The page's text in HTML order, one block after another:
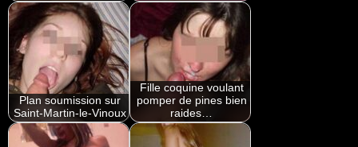
Plan soumission sur
Saint-Martin-le-Vinoux
Fille coquine voulant
pomper de pines bien
raides…